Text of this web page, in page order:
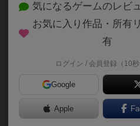
気になるゲームのレビ
お気に入り作品・所有
有
ログイン / 会員登録（10秒
Google
Apple